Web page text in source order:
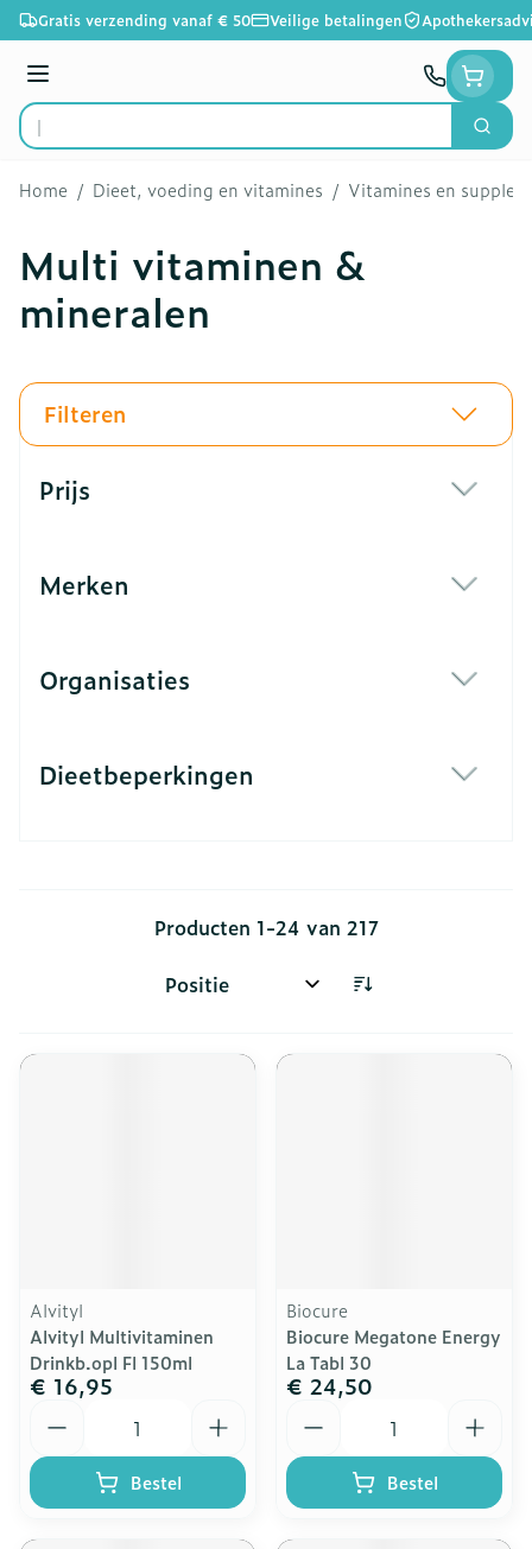
Ga naar de inhoud
Gratis verzending vanaf € 50 Veilige betalingen
Menu
Product, merk, categorie...
Zoek
Home / Dieet, voeding en vitamines / Vitamines en
Multi vitaminen &
mineralen
Filteren
Prijs
Merken
Organisaties
Dieetbeperkingen
Producten 1-24 van 217
Sorteer op:
Alvityl
Alvityl Multivitaminen
Drinkb.opl Fl 150ml
€ 16,95
Bestel
Biocure
Biocure Megatone Energy
La Tabl 30
€ 24,50
Bestel